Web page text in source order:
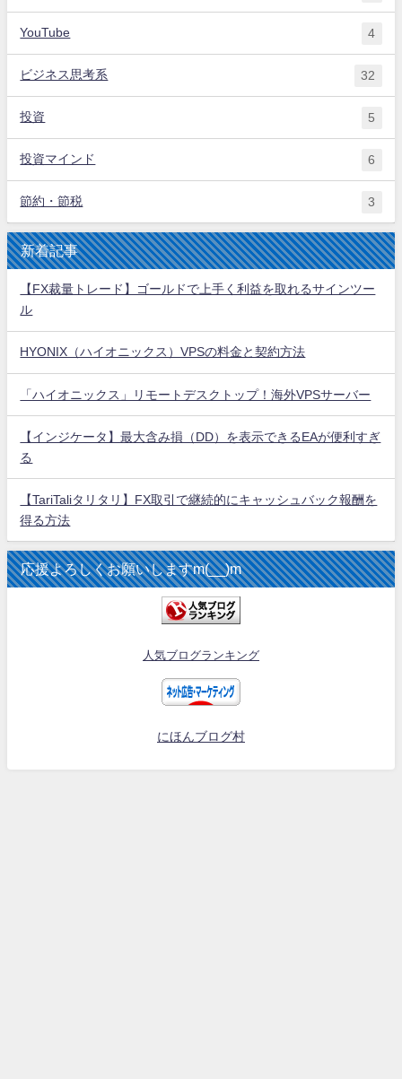
YouTube 4
ビジネス思考系 32
投資 5
投資マインド 6
節約・節税 3
新着記事
【FX裁量トレード】ゴールドで上手く利益を取れるサインツー
ル
HYONIX（ハイオニックス）VPSの料金と契約方法
「ハイオニックス」リモートデスクトップ！海外VPSサーバー
【インジケータ】最大含み損（DD）を表示できるEAが便利すぎ
る
【TariTaliタリタリ】FX取引で継続的にキャッシュバック報酬を
得る方法
応援よろしくお願いしますm(__)m
人気ブログランキング
にほんブログ村